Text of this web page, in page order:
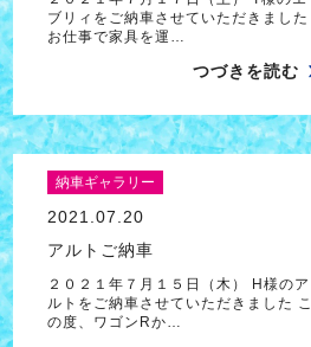
ブリィをご納車させていただきました
お仕事で家具を運…
つづきを読む
納車ギャラリー
2021.07.20
アルトご納車
２０２１年７月１５日（木） H様のア
ルトをご納車させていただきました こ
の度、ワゴンRか…